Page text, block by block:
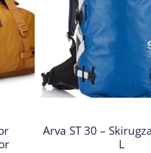
Arva ST 30 –
L